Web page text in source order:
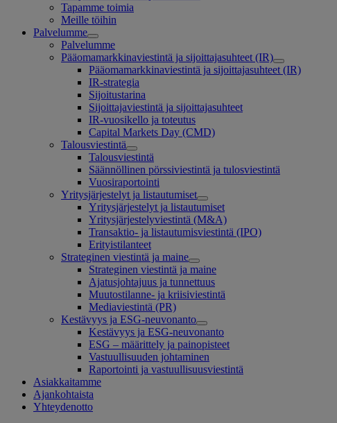
Tapamme toimia
Meille töihin
Palvelumme
Palvelumme
Pääomamarkkinaviestintä ja sijoittajasuhteet (IR)
Pääomamarkkinaviestintä ja sijoittajasuhteet (IR)
IR-strategia
Sijoitustarina
Sijoittajaviestintä ja sijoittajasuhteet
IR-vuosikello ja toteutus
Capital Markets Day (CMD)
Talousviestintä
Talousviestintä
Säännöllinen pörssiviestintä ja tulosviestintä
Vuosiraportointi
Yritysjärjestelyt ja listautumiset
Yritysjärjestelyt ja listautumiset
Yritysjärjestelyviestintä (M&A)
Transaktio- ja listautumisviestintä (IPO)
Erityistilanteet
Strateginen viestintä ja maine
Strateginen viestintä ja maine
Ajatusjohtajuus ja tunnettuus
Muutostilanne- ja kriisiviestintä
Mediaviestintä (PR)
Kestävyys ja ESG-neuvonanto
Kestävyys ja ESG-neuvonanto
ESG – määrittely ja painopisteet
Vastuullisuuden johtaminen
Raportointi ja vastuullisuusviestintä
Asiakkaitamme
Ajankohtaista
Yhteydenotto